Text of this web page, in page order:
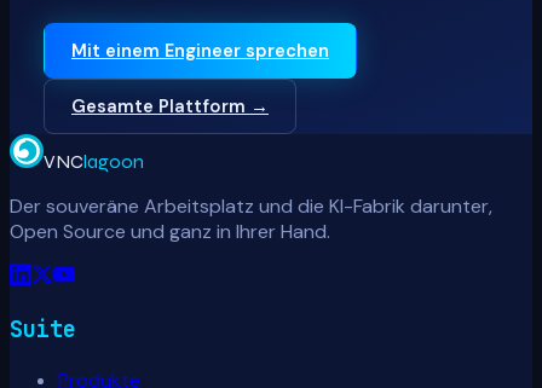
Mit einem Engineer sprechen
Gesamte Plattform →
VNClagoon
Der souveräne Arbeitsplatz und die KI-Fabrik darunter,
Open Source und ganz in Ihrer Hand.
Suite
Produkte